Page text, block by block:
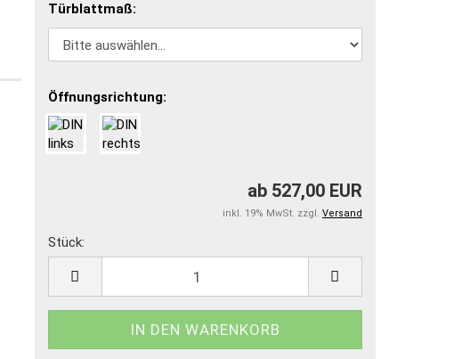
Türblattmaß:
Öffnungsrichtung:
ab 527,00 EUR
inkl. 19% MwSt. zzgl. Versand
Stück:
Stück